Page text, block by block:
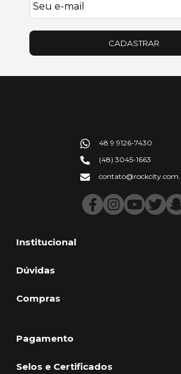
CADASTRAR
Institucional
Dúvidas
Compras
48 9 9126-7430
(48) 3045-1663
Pagamento
Selos e Certificados